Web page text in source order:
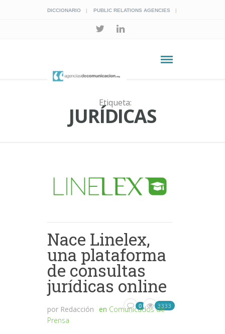
DICCIONARIO PUBLIC RELATIONS AGENCIES
Etiqueta:
JURÍDICAS
Nace Linelex,
una plataforma
de consultas
jurídicas online
por Redacción en Comunicados de
Prensa
0 3333